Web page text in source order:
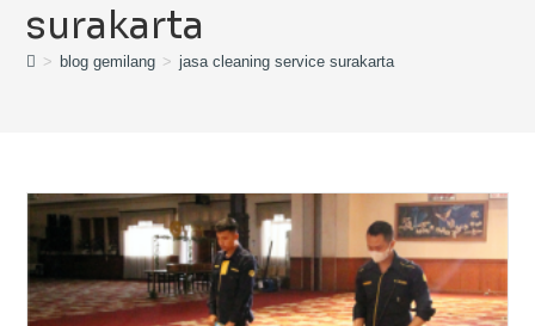
surakarta
> blog gemilang > jasa cleaning service surakarta